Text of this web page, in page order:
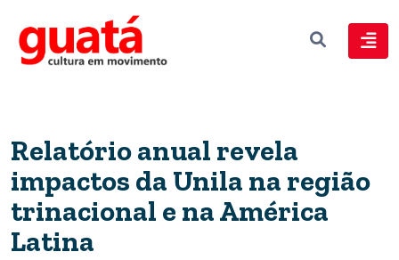
Relatório anual revela
impactos da Unila na região
trinacional e na América
Latina